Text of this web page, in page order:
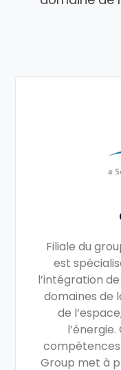
Filiale du
est
l’intégration
domaines de
de
compétences
Group met à